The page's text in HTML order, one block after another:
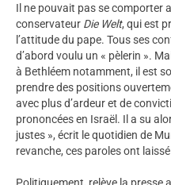
Il ne pouvait pas se comporter
conservateur Die Welt, qui est
l’attitude du pape. Tous ses
d’abord voulu un « pèlerin ».
à Bethléem notamment, il est
prendre des positions
avec plus d’ardeur et de
prononcées en Israël. Il a su
justes », écrit le quotidien de
revanche, ces paroles ont